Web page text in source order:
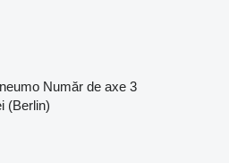
Număr de axe 3
(Berlin)